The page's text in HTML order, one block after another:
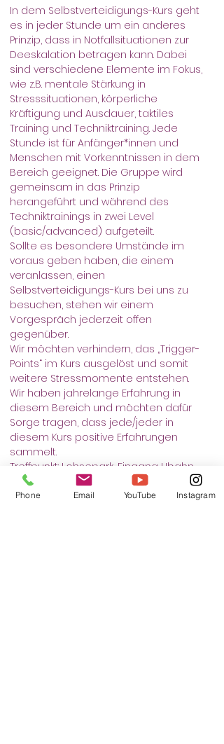
In dem Selbstverteidigungs-Kurs geht
es in jeder Stunde um ein anderes
Prinzip, dass in Notfallsituationen zur
Deeskalation betragen kann. Dabei
sind verschiedene Elemente im Fokus,
wie z.B. mentale Stärkung in
Stresssituationen, körperliche
Kräftigung und Ausdauer, taktiles
Training und Techniktraining. Jede
Stunde ist für Anfänger*innen und
Menschen mit Vorkenntnissen in dem
Bereich geeignet. Die Gruppe wird
gemeinsam in das Prinzip
herangeführt und während des
Techniktrainings in zwei Level
(basic/advanced) aufgeteilt.
Sollte es besondere Umstände im
voraus geben haben, die einem
veranlassen, einen
Selbstverteidigungs-Kurs bei uns zu
besuchen, stehen wir einem
Vorgespräch jederzeit offen
gegenüber.
Wir möchten verhindern, das „Trigger-
Points“ im Kurs ausgelöst und somit
weitere Stressmomente entstehen.
Wir haben jahrelange Erfahrung in
diesem Bereich und möchten dafür
Sorge tragen, dass jede/jeder in
diesem Kurs positive Erfahrungen
sammelt.
Treffpunkt: Lohsepark, Eingang Ubahn-
Station Hafencity Universität
Phone Email YouTube Instagram